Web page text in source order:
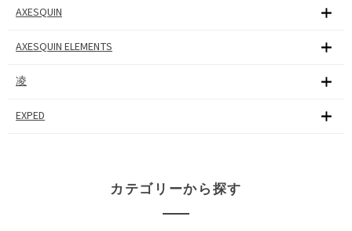
AXESQUIN
AXESQUIN ELEMENTS
凌
EXPED
カテゴリーから探す